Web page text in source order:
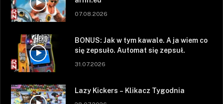
07.08.2026
BONUS: Jak w tym kawale. A ja wiem co
się zepsuło. Automat się zepsuł.
31.07.2026
Lazy Kickers – Klikacz Tygodnia